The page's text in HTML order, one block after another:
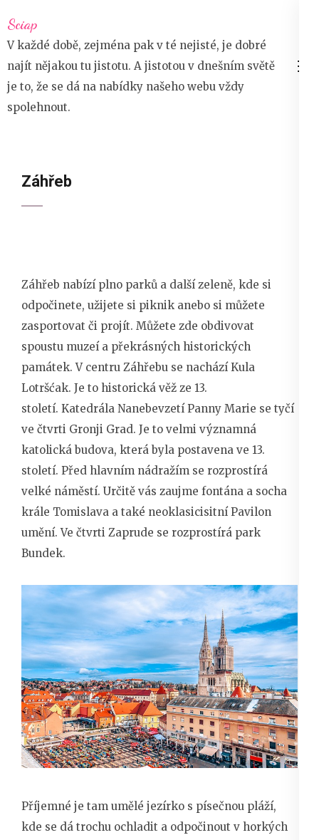
na
obsah
(stiskněte
Enter)
Sciap
V každé době, zejména pak v té nejisté, je dobré
najít nějakou tu jistotu. A jistotou v dnešním světě
je to, že se dá na nabídky našeho webu vždy
spolehnout.
Záhřeb
Záhřeb nabízí plno parků a další zeleně, kde si
odpočinete, užijete si piknik anebo si můžete
zasportovat či projít. Můžete zde obdivovat
spoustu muzeí a překrásných historických
památek. V centru Záhřebu se nachází Kula
Lotršćak. Je to historická věž ze 13.
století. Katedrála Nanebevzetí Panny Marie se tyčí
ve čtvrti Gronji Grad. Je to velmi významná
katolická budova, která byla postavena ve 13.
století. Před hlavním nádražím se rozprostírá
velké náměstí. Určitě vás zaujme fontána a socha
krále Tomislava a také neoklasicisitní Pavilon
umění. Ve čtvrti Zaprude se rozprostírá park
Bundek.
Příjemné je tam umělé jezírko s písečnou pláží,
kde se dá trochu ochladit a odpočinout v horkých